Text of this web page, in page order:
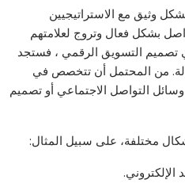
وثيق مع الاستراتيجيين
بشكل فعال وتروج لعلامتهم
تصميم التسويق الرقمي ، فستجد
من المحتمل أن تتخصص في
التواصل الاجتماعي أو تصميم
مختلفة، على سبيل المثال:
الإلكتروني.